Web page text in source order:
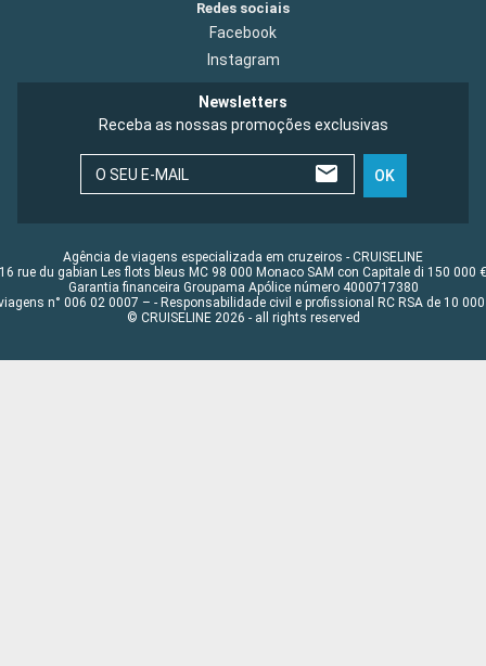
Redes sociais
Facebook
Instagram
Newsletters
Receba as nossas promoções exclusivas
O SEU E-MAIL OK
Agência de viagens especializada em cruzeiros - CRUISELINE
16 rue du gabian Les flots bleus MC 98 000 Monaco SAM con Capitale di 150 000 €
Garantia financeira Groupama Apólice número 4000717380
n° 006 02 0007 – - Responsabilidade civil e profissional RC RSA de 10 000
© CRUISELINE 2026 - all rights reserved